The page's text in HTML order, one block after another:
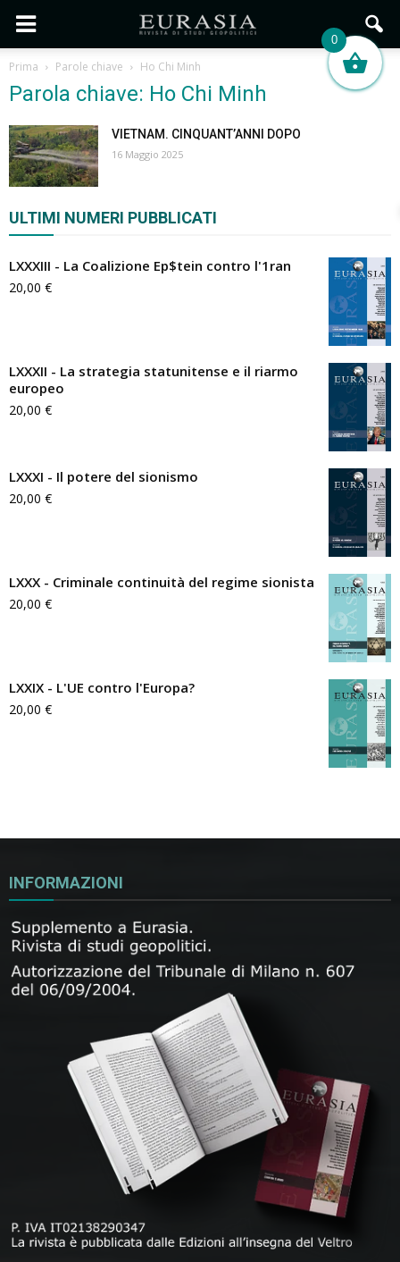
Prima Parole chiave Ho Chi Minh
Parola chiave: Ho Chi Minh
VIETNAM. CINQUANT’ANNI DOPO
16 Maggio 2025
ULTIMI NUMERI PUBBLICATI
LXXXIII - La Coalizione Ep$tein contro l'1ran
20,00 €
LXXXII - La strategia statunitense e il riarmo
europeo
20,00 €
LXXXI - Il potere del sionismo
20,00 €
LXXX - Criminale continuità del regime sionista
20,00 €
LXXIX - L'UE contro l'Europa?
20,00 €
INFORMAZIONI
0